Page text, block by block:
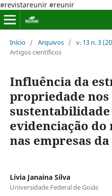
#revistareunir #reunir
Início / Arquivos / v. 13 n. 3
Artigos científicos
Influência da
propriedade
evidenciação
nas empresas da
Lívia Janaína Silva
Universidade Federal de Goiás